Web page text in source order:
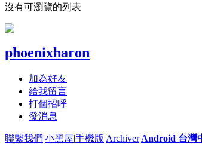
沒有可瀏覽的列表
phoenixharon
加為好友
給我留言
打個招呼
發消息
聯繫我們|小黑屋|手機版|Archiver|Android 台灣